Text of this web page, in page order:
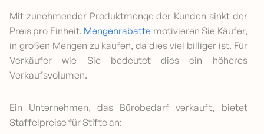
Mit zunehmender Produktmenge der Kunden sinkt der
Preis pro Einheit. Mengenrabatte motivieren Sie Käufer,
in großen Mengen zu kaufen, da dies viel billiger ist. Für
Verkäufer wie Sie bedeutet dies ein höheres
Verkaufsvolumen.
Ein Unternehmen, das Bürobedarf verkauft, bietet
Staffelpreise für Stifte an: